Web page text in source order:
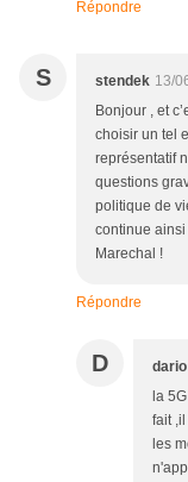
Répondre
S stendek 13/
Bonjour , et
choisir un tel
représentatif
questions
politique de
continue
Marechal !
Répondre
D dario
la
fait
les